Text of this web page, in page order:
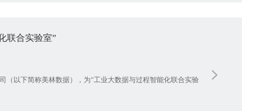
联合实验室”
（以下简称美林数据），为“工业大数据与过程智能化联合实验